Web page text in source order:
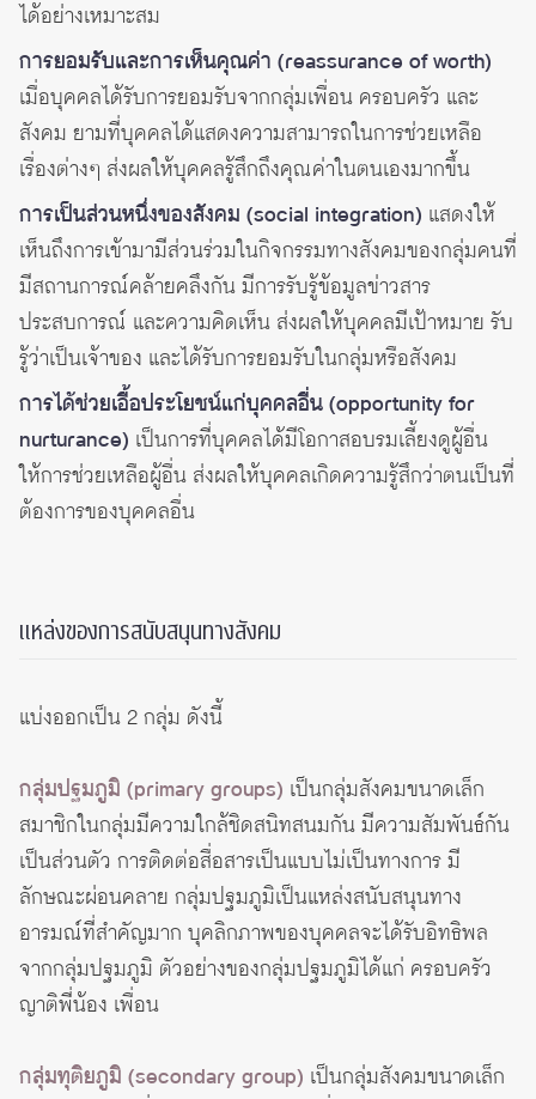
ได้อย่างเหมาะสม
การยอมรับและการเห็นคุณค่า (reassurance of worth)
เมื่อบุคคลได้รับการยอมรับจากกลุ่มเพื่อน ครอบครัว และ
สังคม ยามที่บุคคลได้แสดงความสามารถในการช่วยเหลือ
เรื่องต่างๆ ส่งผลให้บุคคลรู้สึกถึงคุณค่าในตนเองมากขึ้น
การเป็นส่วนหนึ่งของสังคม (social integration) แสดงให้
เห็นถึงการเข้ามามีส่วนร่วมในกิจกรรมทางสังคมของกลุ่มคนที่
มีสถานการณ์คล้ายคลึงกัน มีการรับรู้ข้อมูลข่าวสาร
ประสบการณ์ และความคิดเห็น ส่งผลให้บุคคลมีเป้าหมาย รับ
รู้ว่าเป็นเจ้าของ และได้รับการยอมรับในกลุ่มหรือสังคม
การได้ช่วยเอื้อประโยชน์แก่บุคคลอื่น (opportunity for
nurturance) เป็นการที่บุคคลได้มีโอกาสอบรมเลี้ยงดูผู้อื่น
ให้การช่วยเหลือผู้อื่น ส่งผลให้บุคคลเกิดความรู้สึกว่าตนเป็นที่
ต้องการของบุคคลอื่น
แหล่งของการสนับสนุนทางสังคม
แบ่งออกเป็น 2 กลุ่ม ดังนี้
กลุ่มปฐมภูมิ (primary groups) เป็นกลุ่มสังคมขนาดเล็ก
สมาชิกในกลุ่มมีความใกล้ชิดสนิทสนมกัน มีความสัมพันธ์กัน
เป็นส่วนตัว การติดต่อสื่อสารเป็นแบบไม่เป็นทางการ มี
ลักษณะผ่อนคลาย กลุ่มปฐมภูมิเป็นแหล่งสนับสนุนทาง
อารมณ์ที่สำคัญมาก บุคลิกภาพของบุคคลจะได้รับอิทธิพล
จากกลุ่มปฐมภูมิ ตัวอย่างของกลุ่มปฐมภูมิได้แก่ ครอบครัว
ญาติพี่น้อง เพื่อน
กลุ่มทุติยภูมิ (secondary group) เป็นกลุ่มสังคมขนาดเล็ก